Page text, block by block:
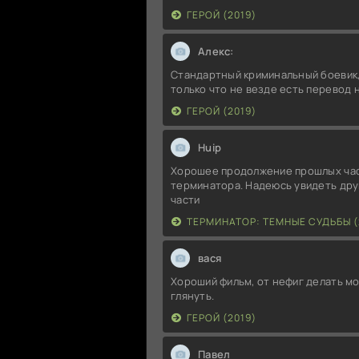
ГЕРОЙ (2019)
Алекс:
Стандартный криминальный
только что не везде есть перевод
ГЕРОЙ (2019)
Huip
Хорошее продолжение прошлых
терминатора. Надеюсь увидеть
части
ТЕРМИНАТОР: ТЕМНЫЕ СУДЬБЫ
вася
Хороший фильм, от нефиг делать
глянуть.
ГЕРОЙ (2019)
Павел